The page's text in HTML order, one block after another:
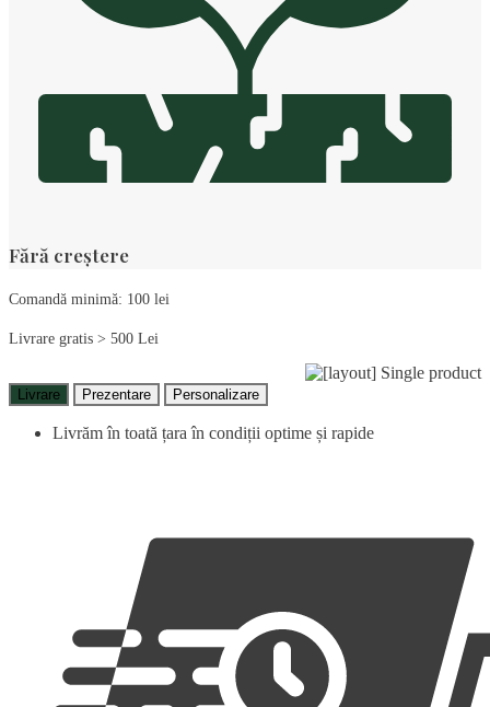
Fără creștere
Comandă minimă: 100 lei
Livrare gratis > 500 Lei
Livrare Prezentare Personalizare
Livrăm în toată țara în condiții optime și rapide